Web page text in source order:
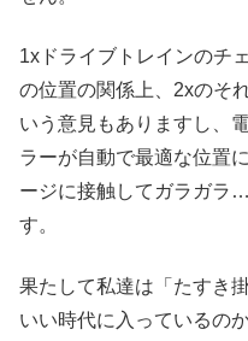
1xドライブトレインのチ
の位置の関係上、2xのそ
いう意見もありますし、
ラーが自動で最適な位置
ージに接触してガラガラ
す。
果たして私達は「たすき
いい時代に入っているの